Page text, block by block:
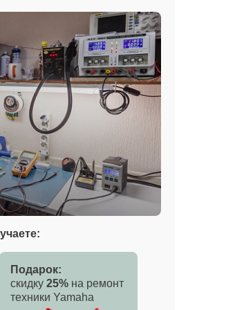
Подарок:
скидку 25% на ремонт
техники Yamaha